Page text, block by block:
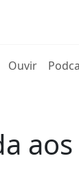
Ouvir